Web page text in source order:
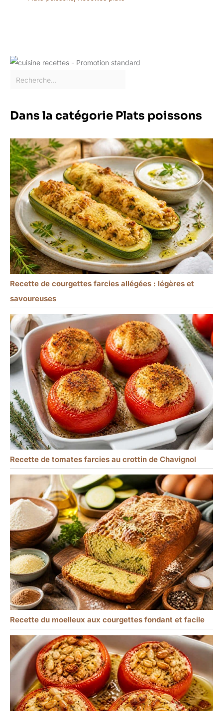
Dans la catégorie Plats poissons
Recette de courgettes farcies allégées : légères et
savoureuses
Recette de tomates farcies au crottin de Chavignol
Recette du moelleux aux courgettes fondant et facile